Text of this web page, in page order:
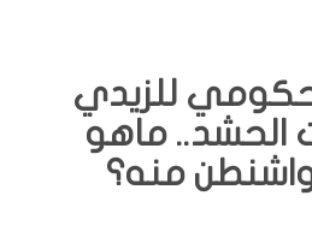
للزيدي
الحشد.. ماهو
منه؟